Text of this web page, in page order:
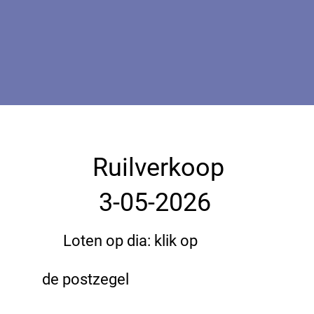
Ruilverkoop
3-05-2026
Loten op dia: klik op
de postzegel